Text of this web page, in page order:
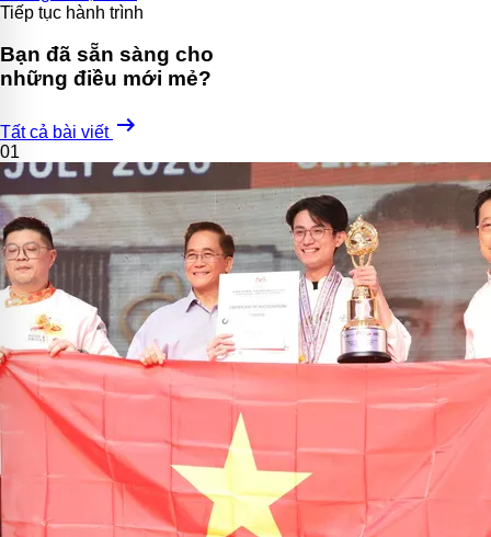
Tiếp tục hành trình
Bạn đã sẵn sàng cho
những điều mới mẻ?
Tất cả bài viết arrow_right_alt
01